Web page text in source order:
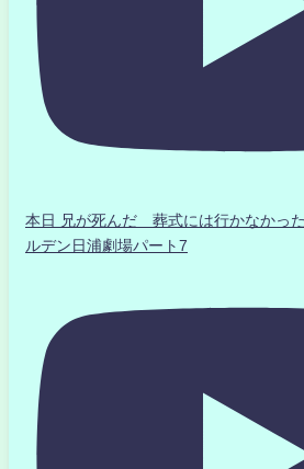
本日 兄が死んだ 葬式には行かなか
ルデン日浦劇場パート7